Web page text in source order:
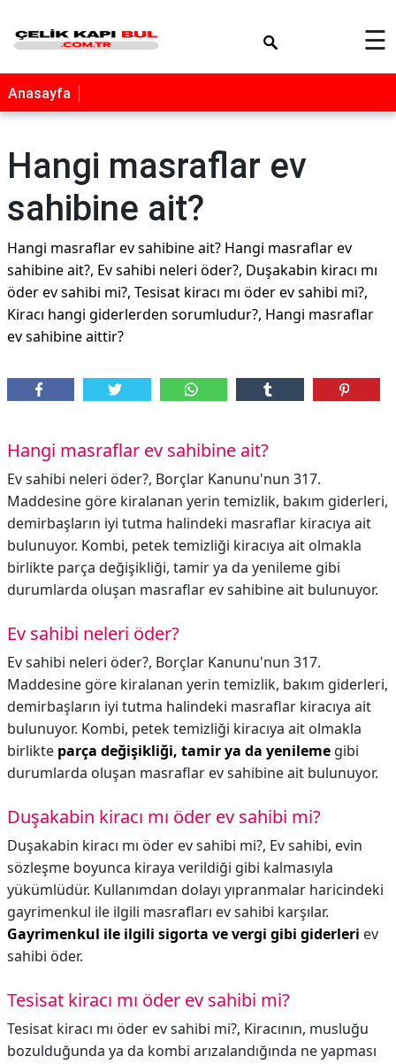
☰
Anasayfa
Hangi masraflar ev
sahibine ait?
Hangi masraflar ev sahibine ait? Hangi masraflar ev
sahibine ait?, Ev sahibi neleri öder?, Duşakabin kiracı mı
öder ev sahibi mi?, Tesisat kiracı mı öder ev sahibi mi?,
Kiracı hangi giderlerden sorumludur?, Hangi masraflar
ev sahibine aittir?
Hangi masraflar ev sahibine ait?
Ev sahibi neleri öder?, Borçlar Kanunu'nun 317.
Maddesine göre kiralanan yerin temizlik, bakım giderleri,
demirbaşların iyi tutma halindeki masraflar kiracıya ait
bulunuyor. Kombi, petek temizliği kiracıya ait olmakla
birlikte parça değişikliği, tamir ya da yenileme gibi
durumlarda oluşan masraflar ev sahibine ait bulunuyor.
Ev sahibi neleri öder?
Ev sahibi neleri öder?, Borçlar Kanunu'nun 317.
Maddesine göre kiralanan yerin temizlik, bakım giderleri,
demirbaşların iyi tutma halindeki masraflar kiracıya ait
bulunuyor. Kombi, petek temizliği kiracıya ait olmakla
birlikte parça değişikliği, tamir ya da yenileme gibi
durumlarda oluşan masraflar ev sahibine ait bulunuyor.
Duşakabin kiracı mı öder ev sahibi mi?
Duşakabin kiracı mı öder ev sahibi mi?, Ev sahibi, evin
sözleşme boyunca kiraya verildiği gibi kalmasıyla
yükümlüdür. Kullanımdan dolayı yıpranmalar haricindeki
gayrimenkul ile ilgili masrafları ev sahibi karşılar.
Gayrimenkul ile ilgili sigorta ve vergi gibi giderleri ev
sahibi öder.
Tesisat kiracı mı öder ev sahibi mi?
Tesisat kiracı mı öder ev sahibi mi?, Kiracının, musluğu
bozulduğunda ya da kombi arızalandığında ne yapması